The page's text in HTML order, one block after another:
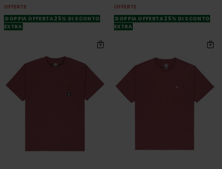
OFFERTE
DOPPIA OFFERTA 25% DI SCONTO
EXTRA
OFFERTE
DOPPIA OFFERTA 25% DI SCONTO
EXTRA